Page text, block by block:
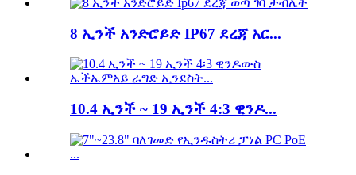
8 ኢንች አንድሮይድ IP67 ደረጃ አር...
10.4 ኢንች ~ 19 ኢንች 4:3 ዊንዶ...